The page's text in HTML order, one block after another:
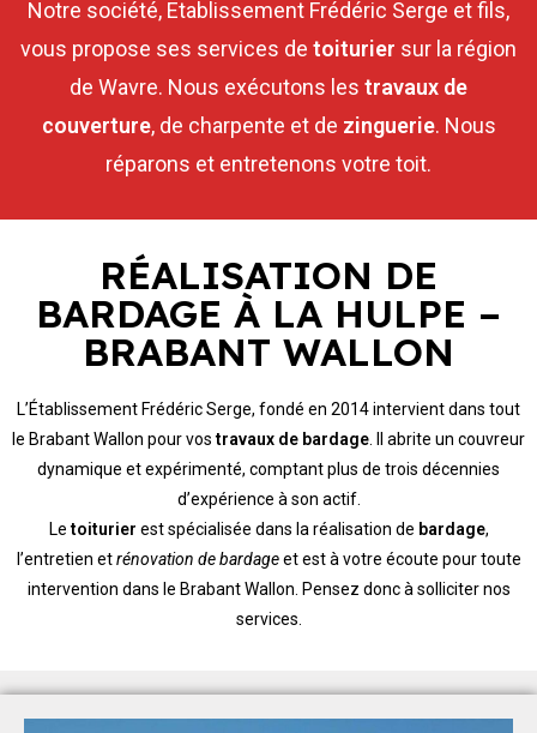
Notre société, Etablissement Frédéric Serge et fils,
vous propose ses services de toiturier sur la région
de Wavre. Nous exécutons les travaux de
couverture, de charpente et de zinguerie. Nous
réparons et entretenons votre toit.
RÉALISATION DE
BARDAGE À LA HULPE –
BRABANT WALLON
L’Établissement Frédéric Serge, fondé en 2014 intervient dans tout
le Brabant Wallon pour vostravaux de bardage. Il abrite un couvreur
dynamique et expérimenté, comptant plus de trois décennies
d’expérience à son actif.
Letoiturier est spécialisée dans la réalisation de bardage,
l’entretien etrénovation de bardageet est à votre écoute pour toute
intervention dans le Brabant Wallon. Pensez donc à solliciter nos
services.